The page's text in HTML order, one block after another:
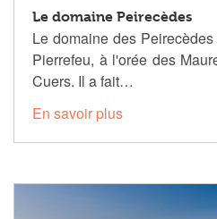
Le domaine Peirecèdes
Le domaine des
Pierrefeu, à l'orée des
Cuers. Il a fait…
En savoir plus